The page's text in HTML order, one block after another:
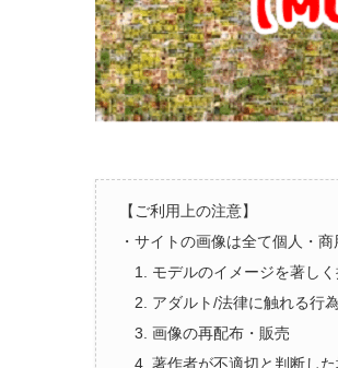
【ご利用上の注意】
・サイトの画像は全て個人・
1. モデルのイメージを著し
2. アダルト/法律に触れる行
3. 画像の再配布・販売
4. 著作者が不適切と判断した